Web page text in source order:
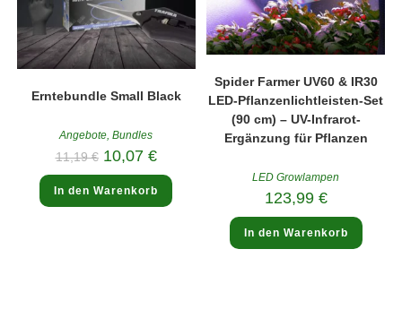
Erntebundle Small Black
Angebote ,Bundles
11,19€ Ursprünglicher
Preis
war:
11,19 €
10,07 €Aktueller
Preis
ist:
10,07 €.
In den Warenkorb
Spider Farmer UV60 & IR30
LED-Pflanzenlichtleisten-Set
(90 cm) – UV-Infrarot-
Ergänzung für Pflanzen
LED Growlampen
123,99 €
In den Warenkorb